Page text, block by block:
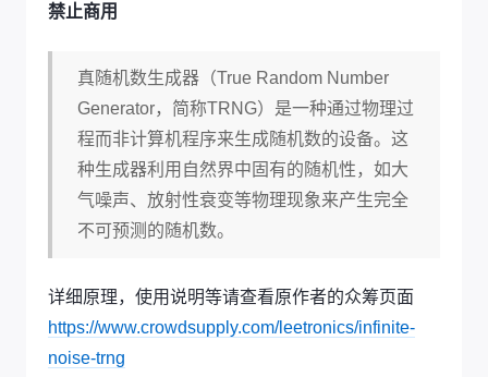
禁止商用
真随机数生成器（True Random Number
Generator，简称TRNG）是一种通过物理过
程而非计算机程序来生成随机数的设备。这
种生成器利用自然界中固有的随机性，如大
气噪声、放射性衰变等物理现象来产生完全
不可预测的随机数。
详细原理，使用说明等请查看原作者的众筹页面
https://www.crowdsupply.com/leetronics/infinite-
noise-trng